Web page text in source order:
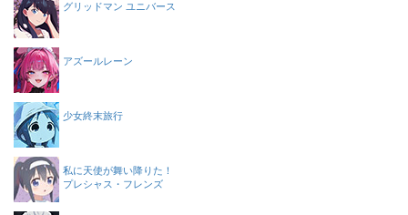
グリッドマン ユニバース
アズールレーン
少女終末旅行
私に天使が舞い降りた！
プレシャス・フレンズ